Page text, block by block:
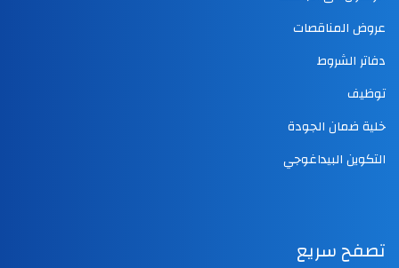
عروض المناقصات
دفاتر الشروط
توظيف
خلية ضمان الجودة
التكوين البيداغوجي
تصفح سريع